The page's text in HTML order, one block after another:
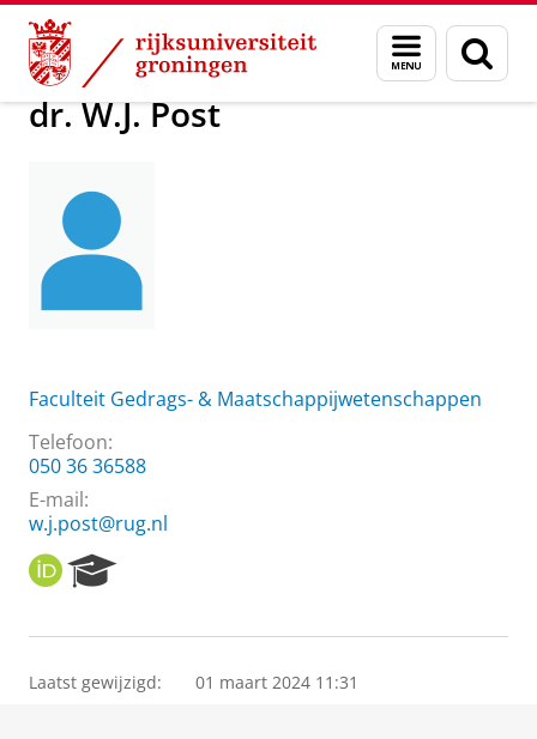
Skip
Content
Skip
Navigation
Menu
en
zoeken
Over ons dr. W.J. Post
dr. W.J. Post
Faculteit Gedrags- & Maatschappijwetenschappen
Telefoon:
050 36 36588
E-mail:
w.j.post@rug.nl
O
R
I
e
r
Laatst gewijzigd: 01 maart 2024 11:31